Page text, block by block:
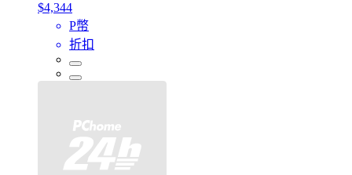
$4,344
P幣
折扣